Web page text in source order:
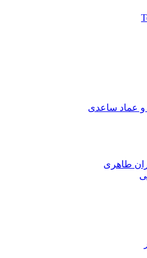
و عماد ساعدی
طاهری